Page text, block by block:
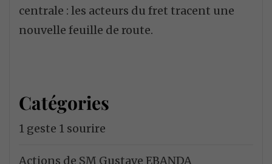
centrale : les acteurs du fret tracent une
nouvelle feuille de route.
Catégories
1 geste 1 sourire
Actions de SM Gustave EBANDA